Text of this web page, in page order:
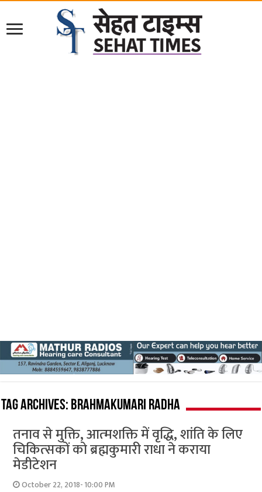
Tag Archives: Brahmakumari Radha
तनाव से मुक्ति, आत्‍मशक्ति में वृद्धि, शांति के लिए
चिकित्‍सकों को ब्रह्मकुमारी राधा ने कराया
मेडीटेशन
October 22, 2018- 10:00 PM